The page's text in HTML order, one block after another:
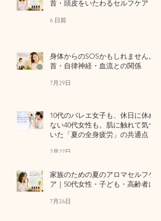
首・頭皮をいたわるセルフケア
6 日前
身体からのSOSかもしれません。
首・自律神経・血流との関係
7月29日
10代のバレエ女子も、休日に休め
ない40代女性も。肌に触れて気づ
いた「夏の全身疲労」の共通点
7月27日
家族のための夏のアロマセルフケ
ア｜50代女性・子ども・高齢者に
7月24日